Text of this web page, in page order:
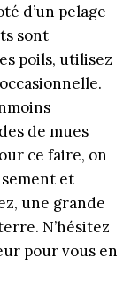
d’un pelage
sont
poils, utilisez
de mues
ce faire, on
et
une grande
N’hésitez
pour vous en